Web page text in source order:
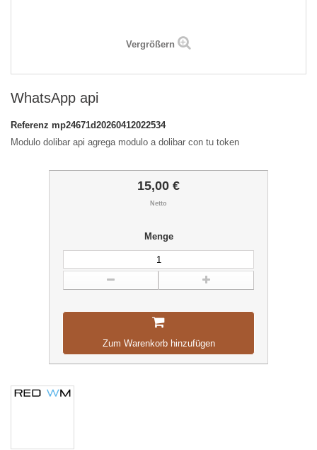
Vergrößern
WhatsApp api
Referenz mp24671d20260412022534
Modulo dolibar api agrega modulo a dolibar con tu token
15,00 €
Netto
Menge
Zum Warenkorb hinzufügen